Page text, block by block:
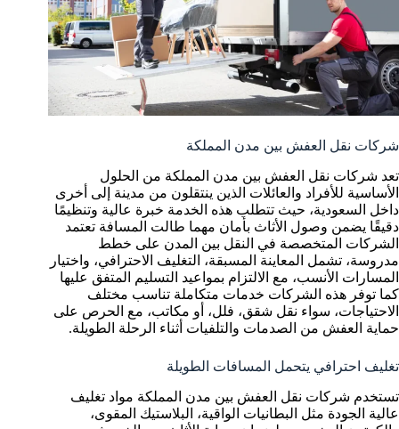
شركات نقل العفش بين مدن المملكة
تعد شركات نقل العفش بين مدن المملكة من الحلول
الأساسية للأفراد والعائلات الذين ينتقلون من مدينة إلى أخرى
داخل السعودية، حيث تتطلب هذه الخدمة خبرة عالية وتنظيمًا
دقيقًا يضمن وصول الأثاث بأمان مهما طالت المسافة تعتمد
الشركات المتخصصة في النقل بين المدن على خطط
مدروسة، تشمل المعاينة المسبقة، التغليف الاحترافي، واختيار
المسارات الأنسب، مع الالتزام بمواعيد التسليم المتفق عليها
كما توفر هذه الشركات خدمات متكاملة تناسب مختلف
الاحتياجات، سواء نقل شقق، فلل، أو مكاتب، مع الحرص على
حماية العفش من الصدمات والتلفيات أثناء الرحلة الطويلة.
تغليف احترافي يتحمل المسافات الطويلة
تستخدم شركات نقل العفش بين مدن المملكة مواد تغليف
عالية الجودة مثل البطانيات الواقية، البلاستيك المقوى،